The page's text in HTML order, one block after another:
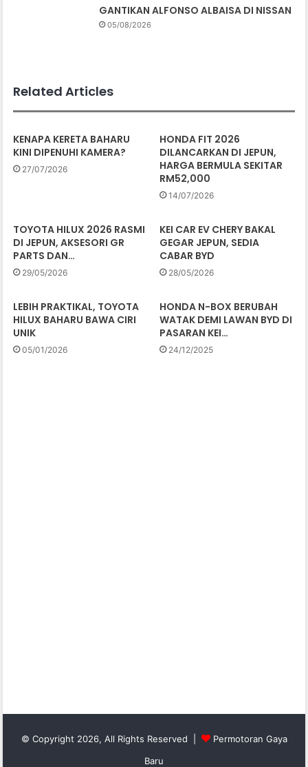
GANTIKAN ALFONSO ALBAISA DI NISSAN
05/08/2026
Related Articles
KENAPA KERETA BAHARU
KINI DIPENUHI KAMERA?
27/07/2026
HONDA FIT 2026
DILANCARKAN DI JEPUN,
HARGA BERMULA SEKITAR
RM52,000
14/07/2026
TOYOTA HILUX 2026 RASMI
DI JEPUN, AKSESORI GR
PARTS DAN…
29/05/2026
KEI CAR EV CHERY BAKAL
GEGAR JEPUN, SEDIA
CABAR BYD
28/05/2026
LEBIH PRAKTIKAL, TOYOTA
HILUX BAHARU BAWA CIRI
UNIK
05/01/2026
HONDA N-BOX BERUBAH
WATAK DEMI LAWAN BYD DI
PASARAN KEI…
24/12/2025
© Copyright 2026, All Rights Reserved |
Permotoran Gaya
Baru